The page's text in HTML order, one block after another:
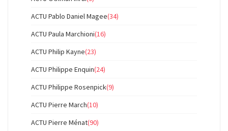
ACTU Pablo Daniel Magee(34)
ACTU Paula Marchioni(16)
ACTU Philip Kayne(23)
ACTU Philippe Enquin(24)
ACTU Philippe Rosenpick(9)
ACTU Pierre March(10)
ACTU Pierre Ménat(90)